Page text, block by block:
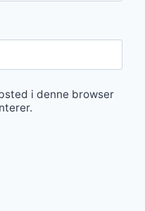
i denne browser